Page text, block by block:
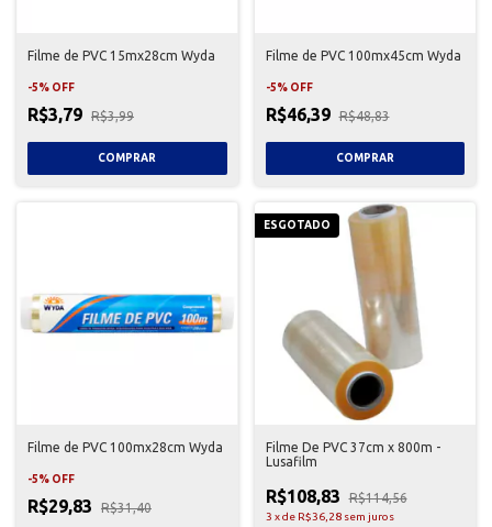
Filme de PVC 15mx28cm Wyda
-5% OFF
R$3,79 R$3,99
Filme de PVC 100mx45cm Wyda
-5% OFF
R$46,39 R$48,83
Filme de PVC 100mx28cm Wyda
-5% OFF
R$29,83 R$31,40
ESGOTADO
Filme De PVC 37cm x 800m -
Lusafilm
R$108,83 R$114,56
3 xde R$36,28 sem juros